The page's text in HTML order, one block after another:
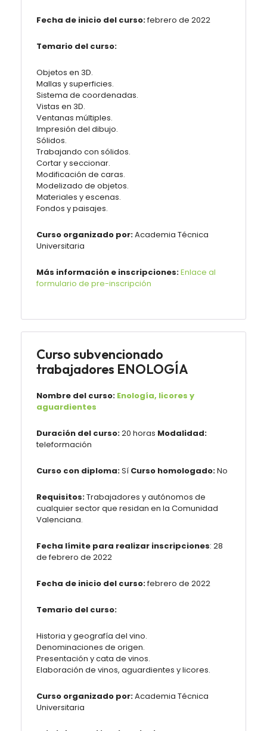
Fecha de inicio del curso:febrero de 2022
Temario del curso:
Objetos en 3D.
Mallas y superficies.
Sistema de coordenadas.
Vistas en 3D.
Ventanas múltiples.
Impresión del dibujo.
Sólidos.
Trabajando con sólidos.
Cortar y seccionar.
Modificación de caras.
Modelizado de objetos.
Materiales y escenas.
Fondos y paisajes.
Curso organizado por:Academia Técnica
Universitaria
Más información e inscripciones:Enlace al
formulario de pre-inscripción
Curso subvencionado
trabajadores ENOLOGÍA
Nombre del curso: Enología, licores y
aguardientes
Duración del curso:20 horas Modalidad:
teleformación
Curso con diploma:Sí Curso homologado:No
Requisitos:Trabajadores y autónomos de
cualquier sector que residan en la Comunidad
Valenciana.
Fecha límite para realizar inscripciones: 28
de febrero de 2022
Fecha de inicio del curso:febrero de 2022
Temario del curso:
Historia y geografía del vino.
Denominaciones de origen.
Presentación y cata de vinos.
Elaboración de vinos, aguardientes y licores.
Curso organizado por:Academia Técnica
Universitaria